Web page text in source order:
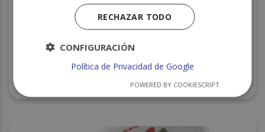
SERVILLETAS 33X33 DOBLE DECORADA C/27
SUAVIVAN
RECHAZAR TODO
CONFIGURACIÓN
Política de Privacidad de Google
POWERED BY COOKIESCRIPT